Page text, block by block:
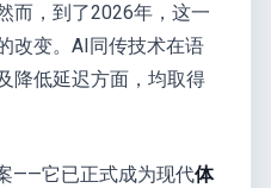
而，到了2026年，这一
改变。AI同传技术在语
降低延迟方面，均取得
——它已正式成为现代体